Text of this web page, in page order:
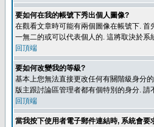
要如何在我的帳號下秀出個人圖像?
在觀看文章時可能有兩個圖像在帳號下.
一無二的或可以代表個人的. 這將取決於
回頂端
要如何改變我的等級?
基本上您無法直接更改任何有關階級身分
版主跟討論區管理者都有個特別的身分.
回頂端
當我按下使用者電子郵件連結時, 系統會要